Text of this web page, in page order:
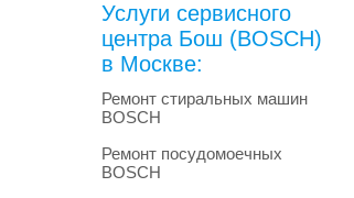
Услуги сервисного
центра Бош (BOSCH)
в Москве:
Ремонт стиральных машин
BOSCH
Ремонт посудомоечных
BOSCH